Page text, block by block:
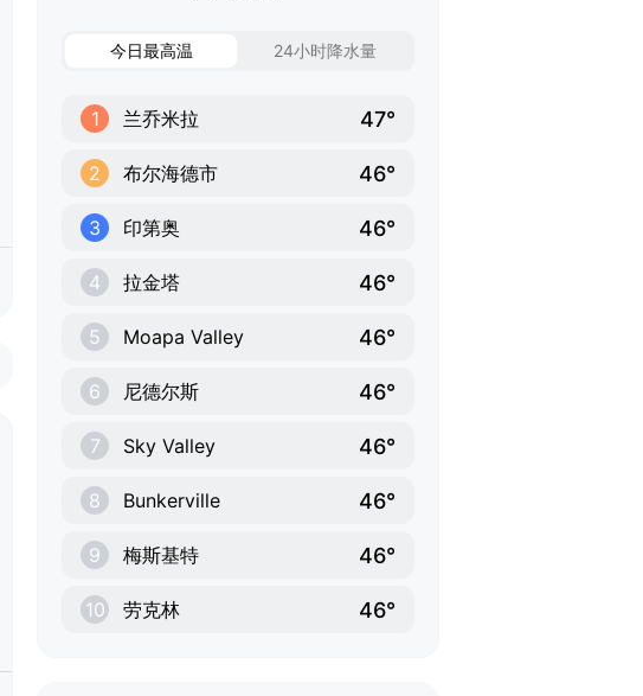
今日最高温 24小时降水量
1 兰乔米拉 47°
2 布尔海德市 46°
3 印第奥 46°
4 拉金塔 46°
5 Moapa Valley 46°
6 尼德尔斯 46°
7 Sky Valley 46°
8 Bunkerville 46°
9 梅斯基特 46°
10 劳克林 46°